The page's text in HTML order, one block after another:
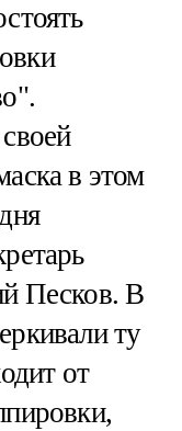
в этом
Песков. В
ту
от